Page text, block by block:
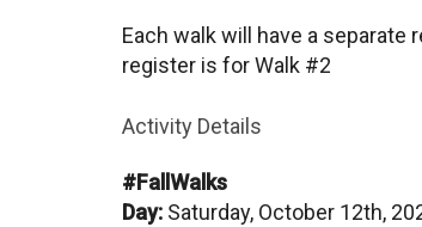
Each walk will have a
register is for Walk #2
Activity Details
#FallWalks
Day: Saturday, October 12th,